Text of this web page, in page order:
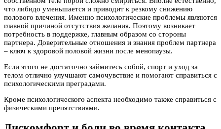
что либидо уменьшается и приводит к резкому снижению
полового влечения. Именно психологические проблемы являются
главной причиной отсутствия желания. Поэтому возникает
потребность в поддержке, главным образом со стороны
партнера. Доверительные отношения и знания проблем партнера
– ключ к здоровой половой жизни после менопаузы.
Если этого не достаточно займитесь собой, спорт и уход за
телом отлично улучшают самочувствие и помогают справиться с
психологическими преградами.
Кроме психологического аспекта необходимо также справиться с
физическими препятствиями.